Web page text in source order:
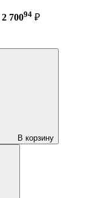
2 70094 ₽
В корзину